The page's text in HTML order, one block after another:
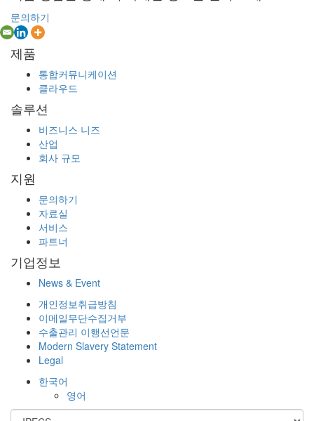
문의하기
제품
통합커뮤니케이션
클라우드
솔루션
비즈니스 니즈
산업
회사 규모
지원
문의하기
자료실
서비스
파트너
기업정보
News & Event
개인정보취급방침
이메일무단수집거부
수출관리 이행선언문
Modern Slavery Statement
Legal
한국어
영어